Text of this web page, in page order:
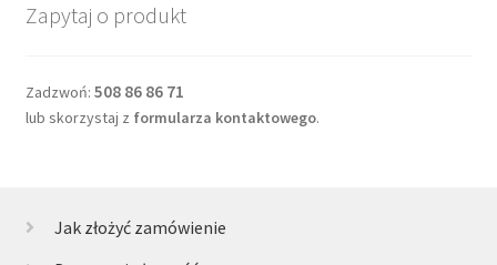
Zapytaj o produkt
Zadzwoń: 508 86 86 71
lub skorzystaj z formularza kontaktowego.
Jak złożyć zamówienie